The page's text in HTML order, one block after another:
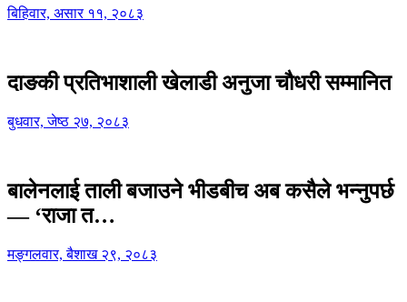
बिहिवार, असार ११, २०८३
दाङकी प्रतिभाशाली खेलाडी अनुजा चौधरी सम्मानित
बुधवार, जेष्ठ २७, २०८३
बालेनलाई ताली बजाउने भीडबीच अब कसैले भन्नुपर्छ
— ‘राजा त…
मङ्गलवार, बैशाख २९, २०८३